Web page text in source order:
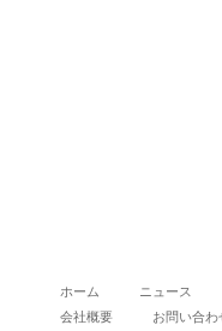
ホーム ニュース
会社概要
お問い合わ